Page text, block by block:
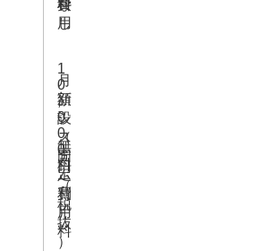
費
用
料
料
な
し
月
額
シ
ス
テ
ム
利
用
料
無
料
1
0
,
0
0
0
円
（
税
抜
）
新
設
（
固
定
費
）